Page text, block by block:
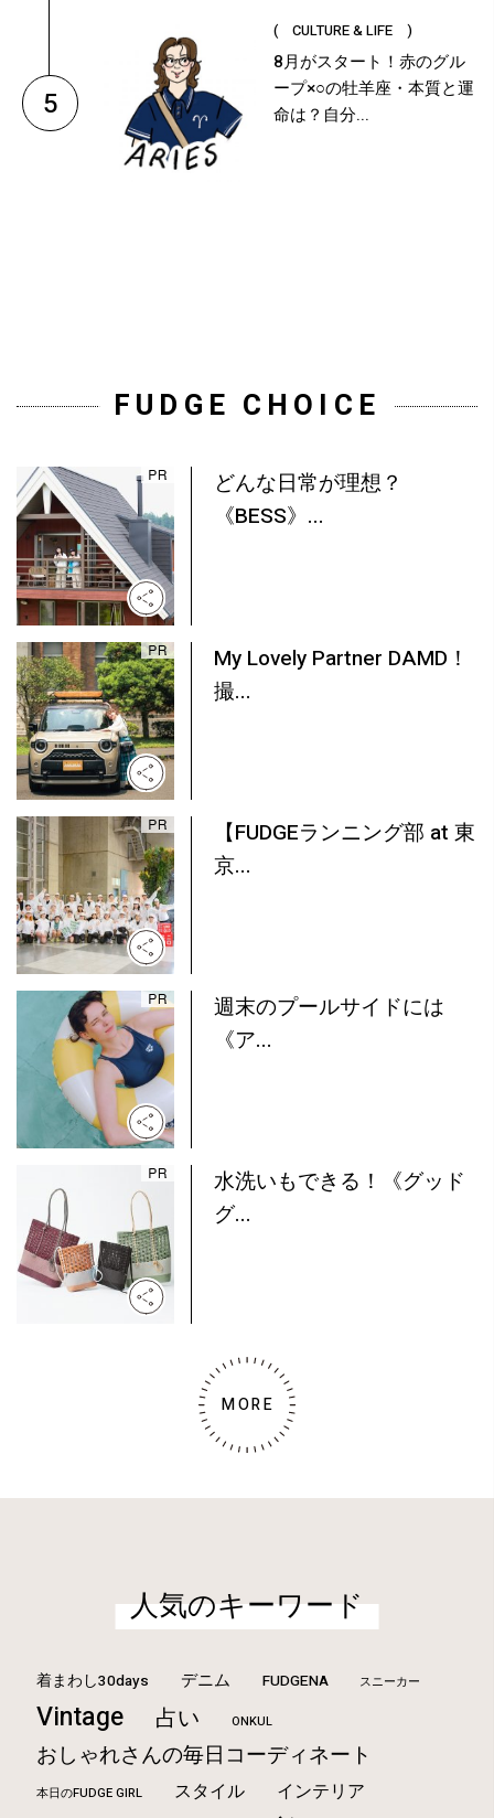
5
( CULTURE & LIFE )
8月がスタート！赤のグル
ープ×○の牡羊座・本質と運
命は？自分...
FUDGE CHOICE
どんな日常が理想？
《BESS》...
My Lovely Partner DAMD！
撮...
【FUDGEランニング部 at 東
京...
週末のプールサイドには
《ア...
水洗いもできる！《グッド
グ...
MORE
人気のキーワード
着まわし30days デニム FUDGENA スニーカー
Vintage 占い ONKUL
おしゃれさんの毎日コーディネート
本日のFUDGE GIRL スタイル インテリア